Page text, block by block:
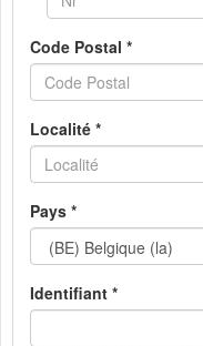
Code Postal *
Localité *
Pays *
Identifiant *